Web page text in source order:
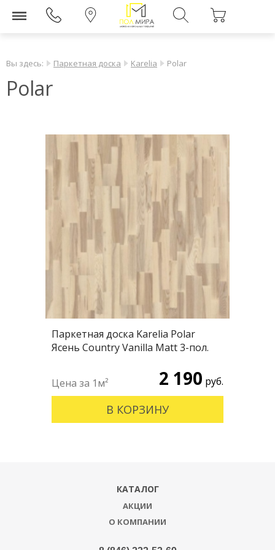
Вы здесь: Паркетная доска Karelia Polar
Polar
Паркетная доска Karelia Polar
Ясень Country Vanilla Matt 3-пол.
2 190 руб.
В КОРЗИНУ
КАТАЛОГ
АКЦИИ
О КОМПАНИИ